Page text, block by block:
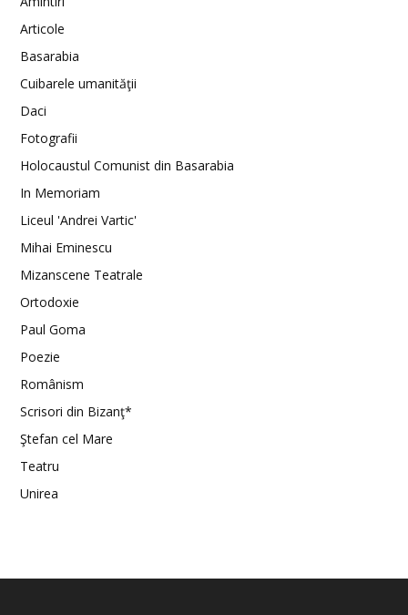
Articole
Basarabia
Cuibarele umanităţii
Daci
Fotografii
Holocaustul Comunist din Basarabia
In Memoriam
Liceul 'Andrei Vartic'
Mihai Eminescu
Mizanscene Teatrale
Ortodoxie
Paul Goma
Poezie
Românism
Scrisori din Bizanţ*
Ştefan cel Mare
Teatru
Unirea